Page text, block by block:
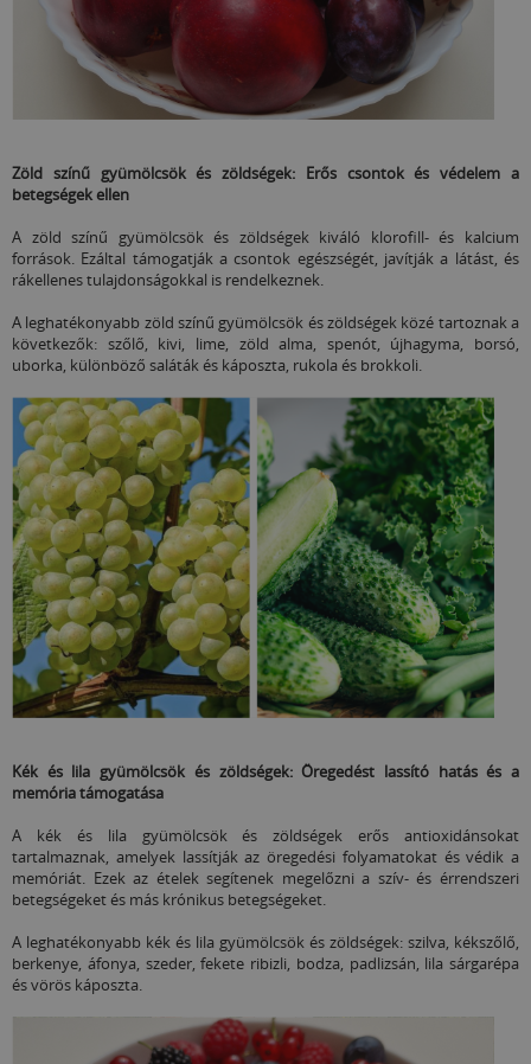
Zöld színű gyümölcsök és zöldségek: Erős csontok és védelem a
betegségek ellen
A zöld színű gyümölcsök és zöldségek kiváló klorofill- és kalcium
források. Ezáltal támogatják a csontok egészségét, javítják a látást, és
rákellenes tulajdonságokkal is rendelkeznek.
A leghatékonyabb zöld színű gyümölcsök és zöldségek közé tartoznak a
következők: szőlő, kivi, lime, zöld alma, spenót, újhagyma, borsó,
uborka, különböző saláták és káposzta, rukola és brokkoli.
Kék és lila gyümölcsök és zöldségek: Öregedést lassító hatás és a
memória támogatása
A kék és lila gyümölcsök és zöldségek erős antioxidánsokat
tartalmaznak, amelyek lassítják az öregedési folyamatokat és védik a
memóriát. Ezek az ételek segítenek megelőzni a szív- és érrendszeri
betegségeket és más krónikus betegségeket.
A leghatékonyabb kék és lila gyümölcsök és zöldségek: szilva, kékszőlő,
berkenye, áfonya, szeder, fekete ribizli, bodza, padlizsán, lila sárgarépa
és vörös káposzta.